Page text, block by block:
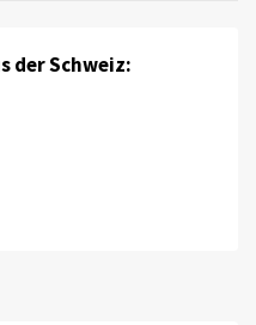
der Schweiz: